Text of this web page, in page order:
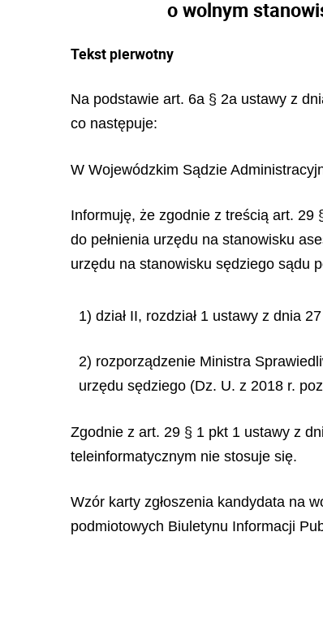
o wolnym
Tekst pierwotny
Na podstawie art. 6a § 2a ustawy z
co następuje:
W Wojewódzkim Sądzie
Informuję, że zgodnie z treścią art. 29
do pełnienia urzędu na stanowisku
urzędu na stanowisku sędziego sądu
1) dział II, rozdział 1 ustawy z dnia
2) rozporządzenie Ministra
urzędu sędziego (Dz. U. z 2018 r.
Zgodnie z art. 29 § 1 pkt 1 ustawy z
teleinformatycznym nie stosuje się.
Wzór karty zgłoszenia kandydata na
podmiotowych Biuletynu Informacji